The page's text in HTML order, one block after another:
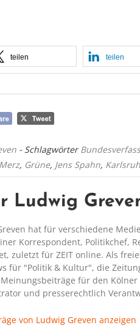
teilen teilen
- Schlagwörter
, Grüne, Jens Spahn,
Ludwig
hat für verschiedene
Korrespondent, Politikchef,
zuletzt für ZEIT online. Als
für "Politik & Kultur", die
für den Kölner
und presserechtlich
von Ludwig Greven anzeigen